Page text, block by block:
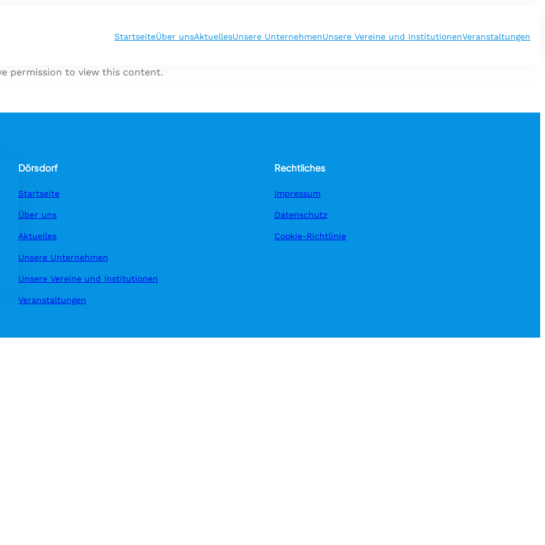
StartseiteÜber unsAktuellesUnsere UnternehmenUnsere Vereine und InstitutionenVeranstaltungen
permission to view this content.
Dörsdorf
Startseite
Über uns
Aktuelles
Unsere Unternehmen
Unsere Vereine und Institutionen
Veranstaltungen
Rechtliches
Impressum
Datenschutz
Cookie-Richtlinie